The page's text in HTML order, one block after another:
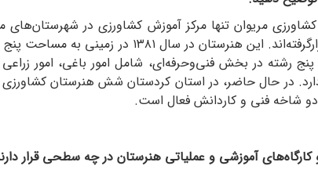
مریوان تنها مرکز آموزش کشاورزی در شهرستان‌های
رشته در بخش‌ فنی‌وحرفه‌ای، شامل امور باغی، امور
در حال حاضر، در استان کردستان شش هنرستان کشاورزی
شاخه فنی و کاردانش فعال است.
کارگاه‌های آموزشی و عملیاتی هنرستان در چه سطحی قرار